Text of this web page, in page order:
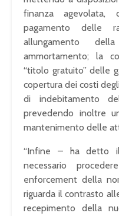
finanza agevolata,
pagamento delle
allungamento
ammortamento; la
“titolo gratuito” delle
copertura dei costi
di indebitamento
prevedendo inoltre
mantenimento delle
“Infine – ha detto
necessario
enforcement della
riguarda il contrasto
recepimento della